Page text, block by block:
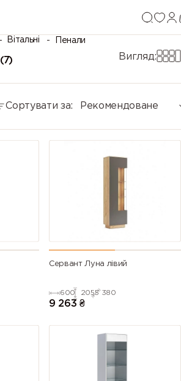
Вітальні Пенали
(7) Вигляд:
Сортувати за: Рекомендоване
Сервант Луна лівий
600 2055 380
9 263 ₴